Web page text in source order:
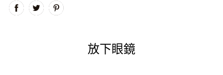
放下眼鏡